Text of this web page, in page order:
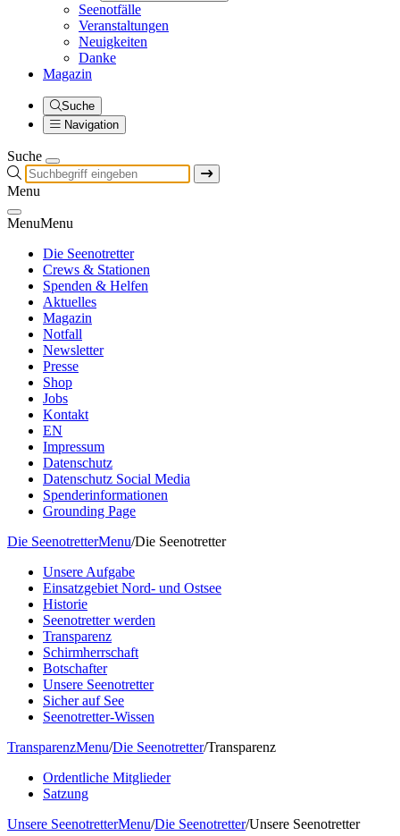
Seenotfälle
Veranstaltungen
Neuigkeiten
Danke
Magazin
Suche
Navigation
Suche
Menu
MenuMenu
Die Seenotretter
Crews & Stationen
Spenden & Helfen
Aktuelles
Magazin
Notfall
Newsletter
Presse
Shop
Jobs
Kontakt
EN
Impressum
Datenschutz
Datenschutz Social Media
Spenderinformationen
Grounding Page
Die SeenotretterMenu/Die Seenotretter
Unsere Aufgabe
Einsatzgebiet Nord- und Ostsee
Historie
Seenotretter werden
Transparenz
Schirmherrschaft
Botschafter
Unsere Seenotretter
Sicher auf See
Seenotretter-Wissen
TransparenzMenu/Die Seenotretter/Transparenz
Ordentliche Mitglieder
Satzung
Unsere SeenotretterMenu/Die Seenotretter/Unsere Seenotretter